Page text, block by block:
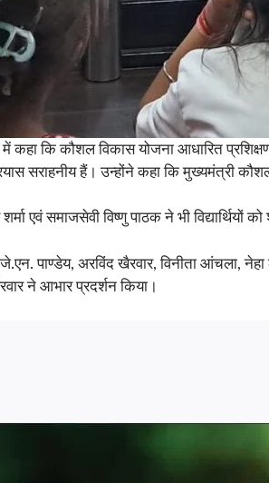
कि कौशल विकास योजना आधारित
सराहनीय हैं। उन्होंने कहा कि मुख्यमंत्री
एवं समाजसेवी विष्णु पाठक ने भी
पाण्डेय, अरविंद खैरवार, विनीता आंचला, नेहा
ने आभार प्रदर्शन किया।